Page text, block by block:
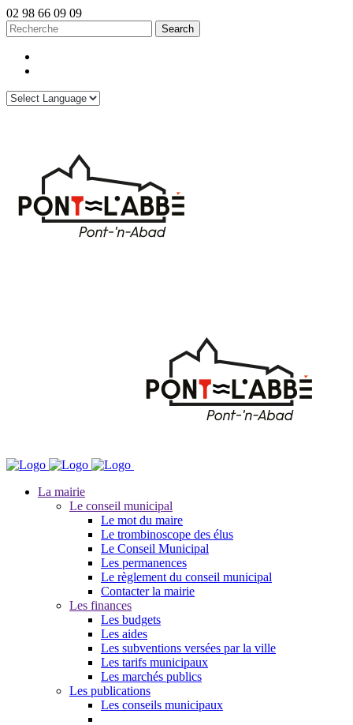
02 98 66 09 09
La mairie
Le conseil municipal
Le mot du maire
Le trombinoscope des élus
Le Conseil Municipal
Les permanences
Le règlement du conseil municipal
Contacter la mairie
Les finances
Les budgets
Les aides
Les subventions versées par la ville
Les tarifs municipaux
Les marchés publics
Les publications
Les conseils municipaux